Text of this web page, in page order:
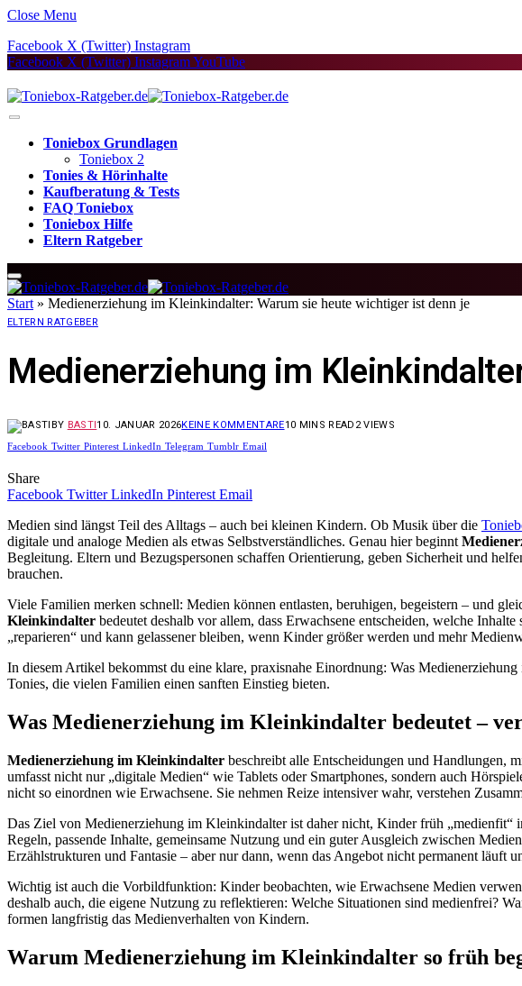
Close Menu
Facebook X (Twitter) Instagram
Facebook X (Twitter) InstagramYouTube
Toniebox Grundlagen
Toniebox 2
Tonies & Hörinhalte
Kaufberatung & Tests
FAQ Toniebox
Toniebox Hilfe
Eltern Ratgeber
Start » Medienerziehung im Kleinkindalter: Warum sie heute wichtiger ist denn je
ELTERN RATGEBER
Medienerziehung im
BY BASTI10. JANUAR 2026KEINE KOMMENTARE10 MINS READ 2VIEWS
Facebook Twitter Pinterest LinkedIn Telegram Tumblr Email
Share
Facebook Twitter LinkedIn Pinterest Email
Medien sind längst Teil des Alltags – auch bei kleinen Kindern. Ob Musik über die
digitale und analoge Medien als etwas Selbstverständliches. Genau hier beginnt
Begleitung. Eltern und Bezugspersonen schaffen Orientierung, geben Sicherheit und
brauchen.
Viele Familien merken schnell: Medien können entlasten, beruhigen, begeistern – und
Kleinkindalter bedeutet deshalb vor allem, dass Erwachsene entscheiden, welche
„reparieren“ und kann gelassener bleiben, wenn Kinder größer werden und mehr
In diesem Artikel bekommst du eine klare, praxisnahe Einordnung: Was
Tonies, die vielen Familien einen sanften Einstieg bieten.
Was Medienerziehung im Kleinkindalter bedeutet –
Medienerziehung im Kleinkindalter beschreibt alle Entscheidungen und Handlungen,
umfasst nicht nur „digitale Medien“ wie Tablets oder Smartphones, sondern auch
nicht so einordnen wie Erwachsene. Sie nehmen Reize intensiver wahr, verstehen
Das Ziel von Medienerziehung im Kleinkindalter ist daher nicht, Kinder früh „medienfit“
Regeln, passende Inhalte, gemeinsame Nutzung und ein guter Ausgleich zwischen
Erzählstrukturen und Fantasie – aber nur dann, wenn das Angebot nicht permanent läuft
Wichtig ist auch die Vorbildfunktion: Kinder beobachten, wie Erwachsene Medien
deshalb auch, die eigene Nutzung zu reflektieren: Welche Situationen sind medienfrei?
formen langfristig das Medienverhalten von Kindern.
Warum Medienerziehung im Kleinkindalter so früh